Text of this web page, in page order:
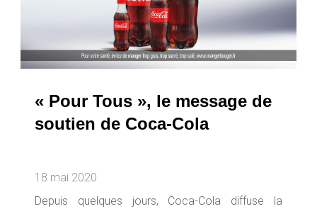
« Pour Tous », le message de
soutien de Coca-Cola
18 mai 2020
Depuis quelques jours, Coca-Cola diffuse la